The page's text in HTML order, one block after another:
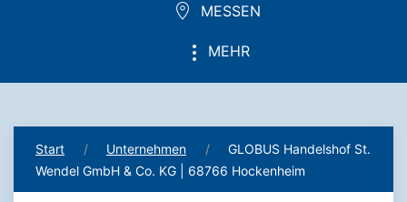
MESSEN
MEHR
Start Unternehmen
GLOBUS Handelshof St.
Wendel GmbH & Co. KG | 68766 Hockenheim